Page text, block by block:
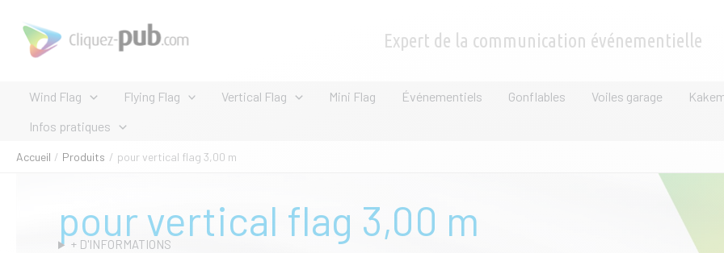
contenu
Expert de la communication événementielle
Wind Flag
Flying Flag Vertical Flag Mini Flag Événementiels Gonflables Voiles garage
Infos pratiques
Accueil Produits pour vertical flag 3,00 m
pour vertical flag 3,00 m
+ D'INFORMATIONS